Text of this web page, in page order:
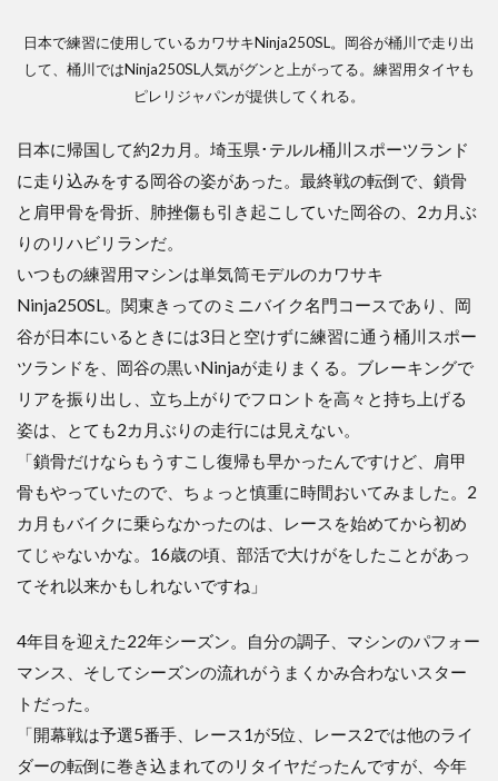
日本で練習に使用しているカワサキNinja250SL。岡谷が桶川で走り出
して、桶川ではNinja250SL人気がグンと上がってる。練習用タイヤも
ピレリジャパンが提供してくれる。
日本に帰国して約2カ月。埼玉県･テルル桶川スポーツランド
に走り込みをする岡谷の姿があった。最終戦の転倒で、鎖骨
と肩甲骨を骨折、肺挫傷も引き起こしていた岡谷の、2カ月ぶ
りのリハビリランだ。
いつもの練習用マシンは単気筒モデルのカワサキ
Ninja250SL。関東きってのミニバイク名門コースであり、岡
谷が日本にいるときには3日と空けずに練習に通う桶川スポー
ツランドを、岡谷の黒いNinjaが走りまくる。ブレーキングで
リアを振り出し、立ち上がりでフロントを高々と持ち上げる
姿は、とても2カ月ぶりの走行には見えない。
「鎖骨だけならもうすこし復帰も早かったんですけど、肩甲
骨もやっていたので、ちょっと慎重に時間おいてみました。2
カ月もバイクに乗らなかったのは、レースを始めてから初め
てじゃないかな。16歳の頃、部活で大けがをしたことがあっ
てそれ以来かもしれないですね」
4年目を迎えた22年シーズン。自分の調子、マシンのパフォー
マンス、そしてシーズンの流れがうまくかみ合わないスター
トだった。
「開幕戦は予選5番手、レース1が5位、レース2では他のライ
ダーの転倒に巻き込まれてのリタイヤだったんですが、今年